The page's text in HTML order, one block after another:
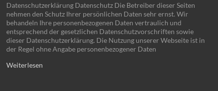
Datenschutzerklärung Datenschutz Die Betreiber dieser Seiten
nehmen den Schutz Ihrer persönlichen Daten sehr ernst. Wir
behandeln Ihre personenbezogenen Daten vertraulich und
entsprechend der gesetzlichen Datenschutzvorschriften sowie
dieser Datenschutzerklärung. Die Nutzung unserer Webseite ist in
der Regel ohne Angabe personenbezogener Daten
Weiterlesen